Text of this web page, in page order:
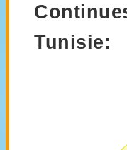
Tunisie: